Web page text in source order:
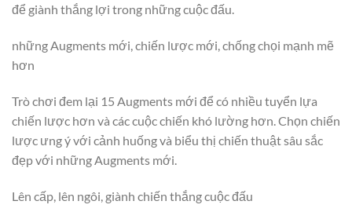
để giành thắng lợi trong những cuộc đấu.
những Augments mới, chiến lược mới, chống chọi mạnh mẽ
hơn
Trò chơi đem lại 15 Augments mới để có nhiều tuyển lựa
chiến lược hơn và các cuộc chiến khó lường hơn. Chọn chiến
lược ưng ý với cảnh huống và biểu thị chiến thuật sâu sắc
đẹp với những Augments mới.
Lên cấp, lên ngôi, giành chiến thắng cuộc đấu